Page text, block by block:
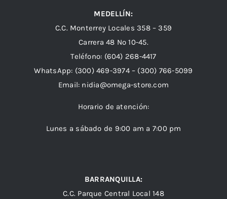
MEDELLÍN:
C.C. Monterrey Locales 358 – 359
Carrera 48 Nº 10-45.
Teléfono: (604) 268-4417
WhatsApp: (300) 469-3974 – (300) 766-5099
Email: nidia@omega-store.com
Horario de atención:
Lunes a sábado de 9:00 am a 7:00 pm
BARRANQUILLA:
C.C. Parque Central Local 148